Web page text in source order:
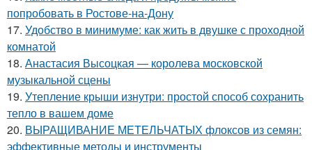
попробовать в Ростове-на-Дону
17. Удобство в минимуме: как жить в двушке с проходной
комнатой
18. Анастасия Высоцкая — королева московской
музыкальной сцены
19. Утепление крыши изнутри: простой способ сохранить
тепло в вашем доме
20. ВЫРАЩИВАНИЕ МЕТЕЛЬЧАТЫХ флоксов из семян:
эффективные методы и инструменты